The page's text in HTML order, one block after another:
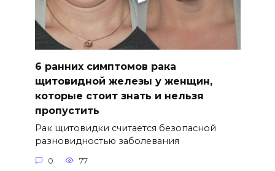
6 ранних симптомов рака
щитовидной железы у женщин,
которые стоит знать и нельзя
пропустить
Рак щитовидки считается безопасной
разновидностью заболевания
0 77